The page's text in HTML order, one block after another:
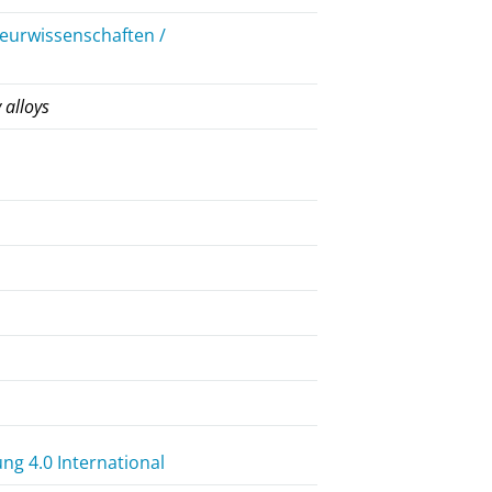
/
alloys
4.0 International